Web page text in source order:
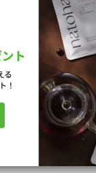
詰まったデーツは
い糖質を含んで
も◎